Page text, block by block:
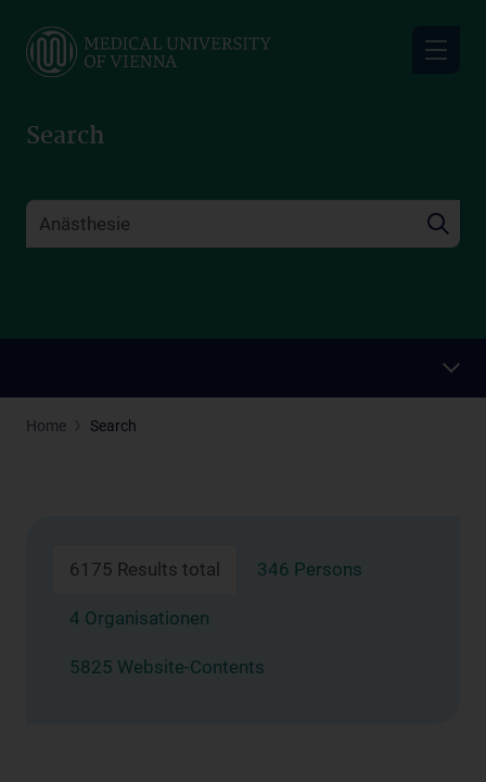
main
Search
Home Search
6175 Results total 346 Persons
4 Organisationen
5825 Website-Contents